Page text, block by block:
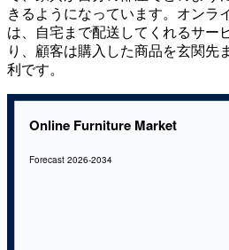
きるようになっています。オンラ
は、自宅まで配送してくれるサー
り、顧客は購入した商品を玄関先
利です。